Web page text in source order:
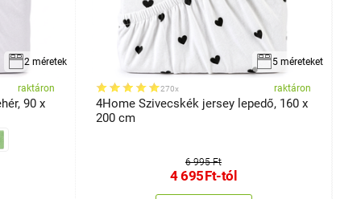
2 méretek
raktáron
90 x
5 méreteket
270x raktáron
4Home Szivecskék jersey lepedő, 160 x
200 cm
6 995 Ft
4 695Ft-tól